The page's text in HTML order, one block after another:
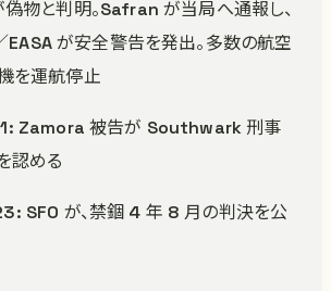
偽物と判明。Safran が当局へ通報し、
EASA が安全警告を発出。多数の航空
を運航停止
Zamora 被告が Southwark 刑事
認める
SFO が、禁錮 4 年 8 月の判決を公